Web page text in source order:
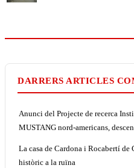
DARRERS ARTICLES
Anunci del Projecte de recerca
MUSTANG nord-americans,
La casa de Cardona i Rocabertí
històric a la ruïna